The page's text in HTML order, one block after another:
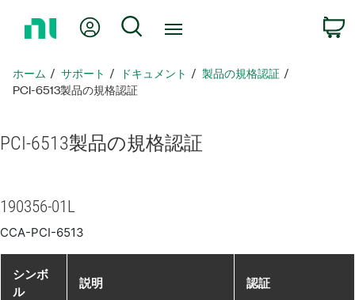
ペ
ー
戻
Myアカウント
検索
ホーム サポート ドキュメント
製品​の​規格​認証
PCI-6513製品​の​規格​認証
PCI-6513製品​の​規格​認証
190356-01L
CCA-PCI-6513
シンボ
ル
説明 認証